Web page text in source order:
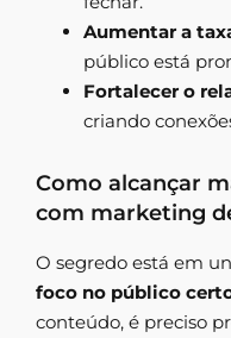
Aumentar a
público está
Fortalecer o
criando
Como alcançar
com marketing
O segredo está em
foco no público
conteúdo, é preciso